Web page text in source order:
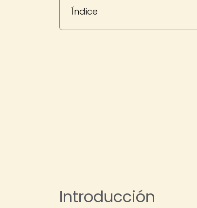
Índice
Introducción